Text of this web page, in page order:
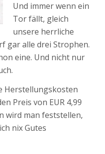
Und immer wenn ein
Tor fällt, gleich
unsere herrliche
gar alle drei Strophen.
eine. Und nicht nur
Herstellungskosten
Preis von EUR 4,99
wird man feststellen,
nix Gutes